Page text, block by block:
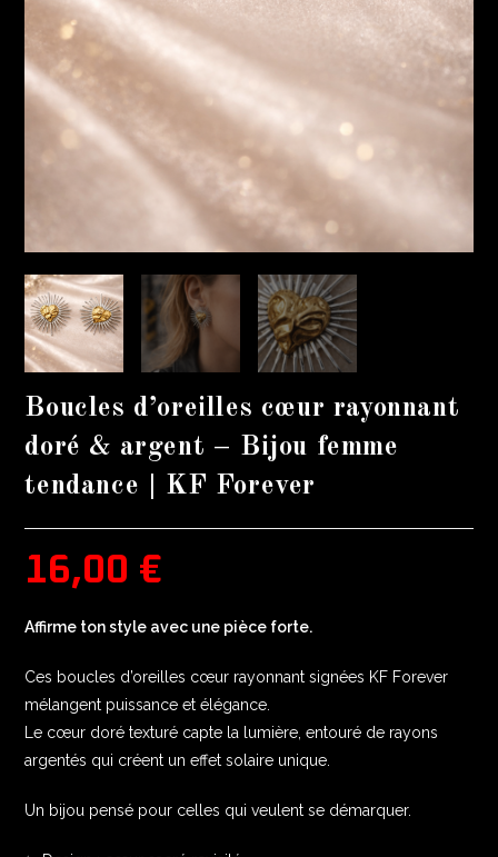
Boucles d’oreilles cœur rayonnant
doré & argent – Bijou femme
tendance | KF Forever
16,00 €
Affirme ton style avec une pièce forte.
Ces boucles d’oreilles cœur rayonnant signées KF Forever
mélangent puissance et élégance.
Le cœur doré texturé capte la lumière, entouré de rayons
argentés qui créent un effet solaire unique.
Un bijou pensé pour celles qui veulent se démarquer.